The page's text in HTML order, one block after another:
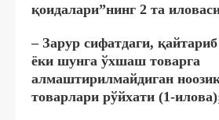
қоидалари”нинг 2 та
– Зарур сифатдаги,
ёки шунга ўхшаш товарга
алмаштирилмайдиган
товарлари рўйхати (1-